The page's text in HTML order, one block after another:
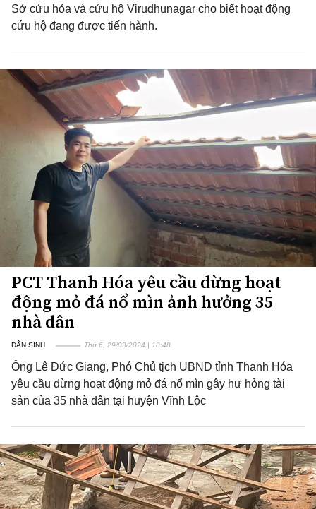
Sở cứu hỏa và cứu hộ Virudhunagar cho biết hoạt động
cứu hộ đang được tiến hành.
PCT Thanh Hóa yêu cầu dừng hoạt
động mỏ đá nổ mìn ảnh hưởng 35
nhà dân
DÂN SINH Thứ 6, 29/03/2024 | 18:48
Ông Lê Đức Giang, Phó Chủ tịch UBND tỉnh Thanh Hóa
yêu cầu dừng hoạt động mỏ đá nổ mìn gây hư hỏng tài
sản của 35 nhà dân tại huyện Vĩnh Lộc